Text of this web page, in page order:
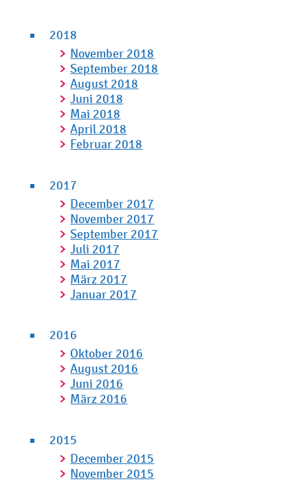
2018
November 2018
September 2018
August 2018
Juni 2018
Mai 2018
April 2018
Februar 2018
2017
December 2017
November 2017
September 2017
Juli 2017
Mai 2017
März 2017
Januar 2017
2016
Oktober 2016
August 2016
Juni 2016
März 2016
2015
December 2015
November 2015